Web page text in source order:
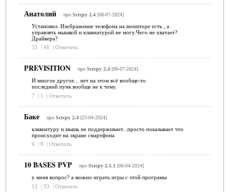
Анатолий про Scrcpy 2.4[08-07-2024]
Установил. Изображение телефона на мониторе есть , а
управлять мышкой и клавиатурой не могу.Чего не хватает?
Драйвера?
31
| 46 | Ответить
PREVISITION про Scrcpy 2.4[08-07-2024]
И многое другое... нет на этом всё вообще-то.
последний пунк вообще не к чему.
7
| 1 | Ответить
Баке про Scrcpy 2.4[23-04-2024]
клавиатуру и мышь не поддерживает...просто показывает что
происходит на экране смартфона
6
| 9 | Ответить
10 BASES PVP про Scrcpy 2.1.1 [06-04-2024]
у меня вопрос? а можно играть игры с этой програмы
12
| 33 | Ответить